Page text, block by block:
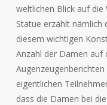
weltlichen Blick auf die
Statue erzählt nämlich
diesem wichtigen
Anzahl der Damen auf
eigentlichen
dass die Damen bei